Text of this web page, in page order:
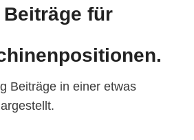
Beiträge für
Beiträge in einer etwas